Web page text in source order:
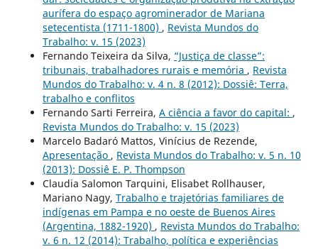
aurífera do espaço agrominerador de Mariana
setecentista (1711-1800) , Revista Mundos do
Trabalho: v. 15 (2023)
Fernando Teixeira da Silva, “Justiça de classe”:
tribunais, trabalhadores rurais e memória , Revista
Mundos do Trabalho: v. 4 n. 8 (2012): Dossiê: Terra,
trabalho e conflitos
Fernando Sarti Ferreira, A ciência a favor do capital: ,
Revista Mundos do Trabalho: v. 15 (2023)
Marcelo Badaró Mattos, Vinícius de Rezende,
Apresentação , Revista Mundos do Trabalho: v. 5 n. 10
(2013): Dossiê E. P. Thompson
Claudia Salomon Tarquini, Elisabet Rollhauser,
Mariano Nagy, Trabalho e trajetórias familiares de
indígenas em Pampa e no oeste de Buenos Aires
(Argentina, 1882-1920) , Revista Mundos do Trabalho:
v. 6 n. 12 (2014): Trabalho, política e experiências